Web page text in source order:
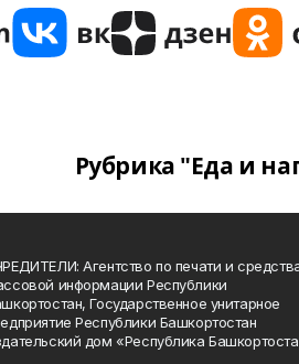
Рубрика "Еда и
Агентство по печати и
информации Республики
Государственное унитарное
Республики Башкортостан
дом «Республика